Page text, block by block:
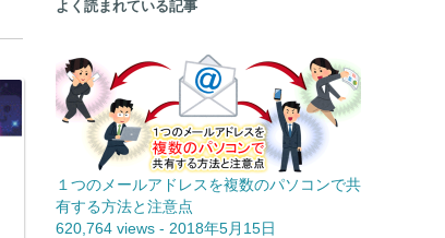
よく読まれている記事
１つのメールアドレスを複数のパソコンで共
有する方法と注意点
620,764 views - 2018年5月15日